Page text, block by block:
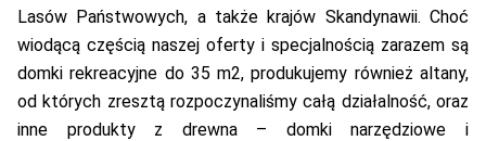
Lasów Państwowych, a także krajów Skandynawii. Choć
wiodącą częścią naszej oferty i specjalnością zarazem są
domki rekreacyjne do 35 m2, produkujemy również altany,
od których zresztą rozpoczynaliśmy całą działalność, oraz
inne produkty z drewna – domki narzędziowe i